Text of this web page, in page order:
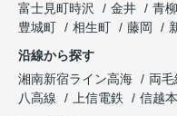
富士見町時沢
金井 青
豊城町
相生町 藤岡
沿線から探す
湘南新宿ライン高海
両毛
八高線
上信電鉄 信越